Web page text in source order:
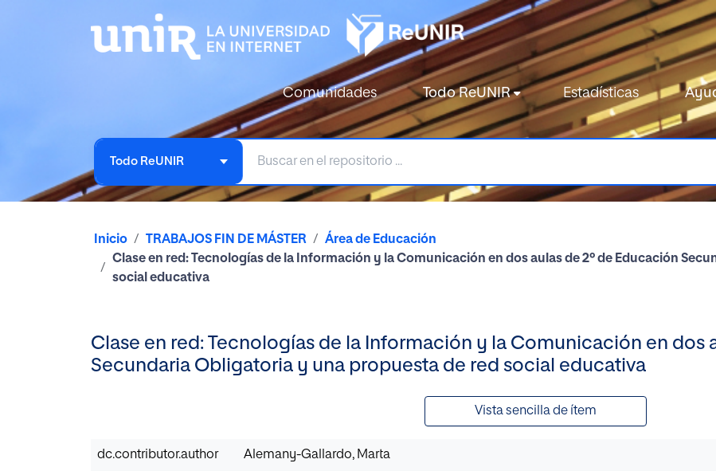
Comunidades Todo ReUNIR Estadísticas
Todo ReUNIR
Inicio TRABAJOS FIN DE MÁSTER
Área de Educación
Clase en red: Tecnologías de la Información y la Comunicación en dos aulas de 2º de Educación
social educativa
Clase en red: Tecnologías de la Información y la Comunicación en dos
Secundaria Obligatoria y una propuesta de red social educativa
Vista sencilla de ítem
dc.contributor.author Alemany-Gallardo, Marta